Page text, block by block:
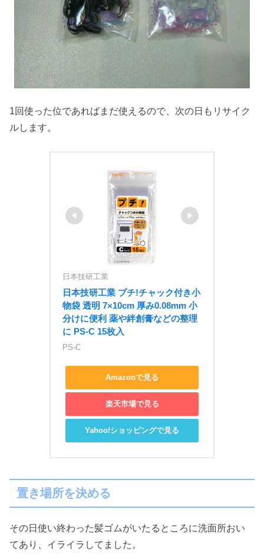
1回使った位であればまだ使えるので、次の日もリサイク
ルします。
日本技研工業
日本技研工業 プチ!チャック付き小
物袋 透明 7×10cm 厚み0.08mm 小
分けに便利 薬や絆創膏などの整理
に PS-C 15枚入
PS-C
Amazonで見る
楽天市場で見る
Yahoo!ショッピングで見る
置き場所を決める
その日使い終わった髪ゴムがいたるところに洗面所おい
てあり、イライラしてました。